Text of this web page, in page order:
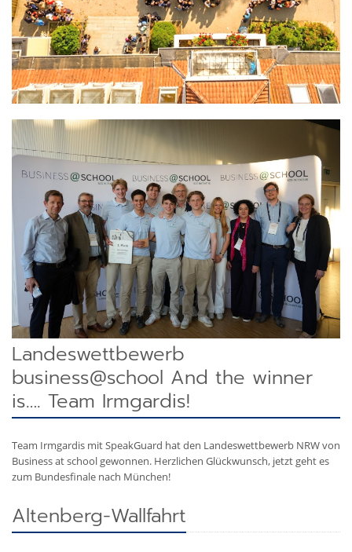
Landeswettbewerb
business@school And the winner
is…. Team Irmgardis!
Team Irmgardis mit SpeakGuard hat den Landeswettbewerb NRW von
Business at school gewonnen. Herzlichen Glückwunsch, jetzt geht es
zum Bundesfinale nach München!
Altenberg-Wallfahrt